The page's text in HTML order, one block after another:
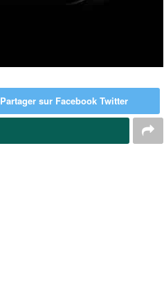
Partager sur Facebook Twitter